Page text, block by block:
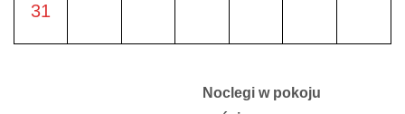
31
Noclegi w pokoju